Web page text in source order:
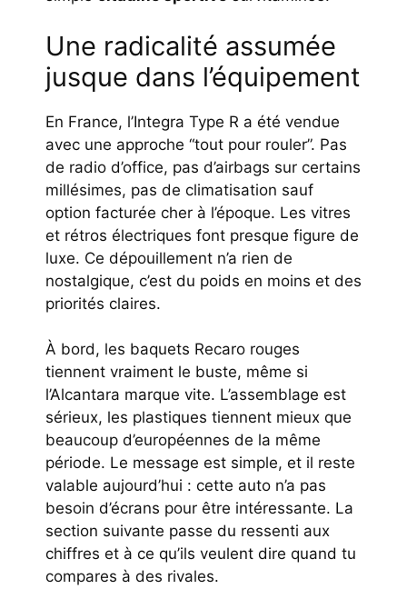
Une radicalité assumée
jusque dans l’équipement
En France, l’Integra Type R a été vendue
avec une approche “tout pour rouler”. Pas
de radio d’office, pas d’airbags sur certains
millésimes, pas de climatisation sauf
option facturée cher à l’époque. Les vitres
et rétros électriques font presque figure de
luxe. Ce dépouillement n’a rien de
nostalgique, c’est du poids en moins et des
priorités claires.
À bord, les baquets Recaro rouges
tiennent vraiment le buste, même si
l’Alcantara marque vite. L’assemblage est
sérieux, les plastiques tiennent mieux que
beaucoup d’européennes de la même
période. Le message est simple, et il reste
valable aujourd’hui : cette auto n’a pas
besoin d’écrans pour être intéressante. La
section suivante passe du ressenti aux
chiffres et à ce qu’ils veulent dire quand tu
compares à des rivales.